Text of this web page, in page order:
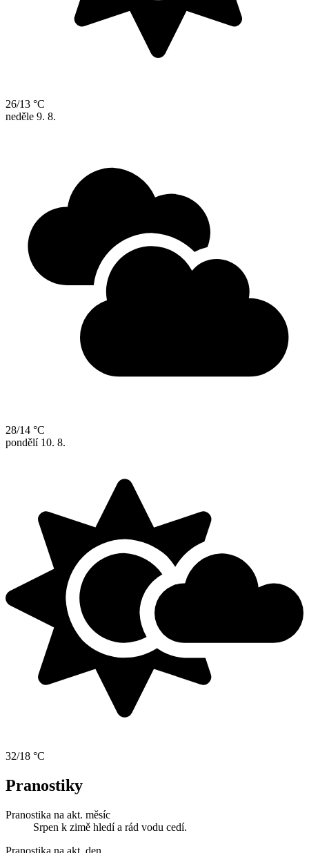
26/13 °C
neděle 9. 8.
28/14 °C
pondělí 10. 8.
32/18 °C
Pranostiky
Pranostika na akt. měsíc
Srpen k zimě hledí a rád vodu cedí.
Pranostika na akt. den